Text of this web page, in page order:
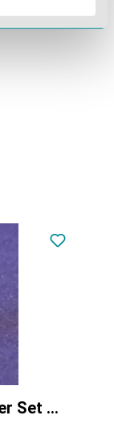
Zehennagel, Nagelpilz, 20er Set für R16080